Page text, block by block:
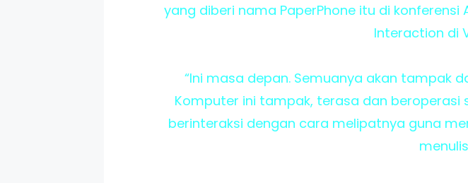
yang diberi nama PaperPhone itu di
Interaction di
“Ini masa depan. Semuanya akan tampak
Komputer ini tampak, terasa dan beroperasi
berinteraksi dengan cara melipatnya guna